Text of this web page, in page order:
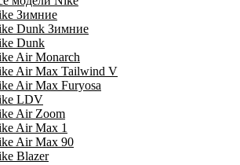
Зимние
Dunk Зимние
Dunk
Air Monarch
Air Max Tailwind V
Air Max Furyosa
LDV
Air Zoom
Air Max 1
Air Max 90
Blazer